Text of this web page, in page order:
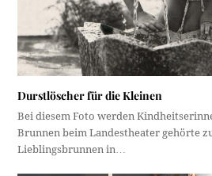
Durstlöscher für die Kleinen
Bei diesem Foto werden
Brunnen beim Landestheater gehörte
Lieblingsbrunnen in…